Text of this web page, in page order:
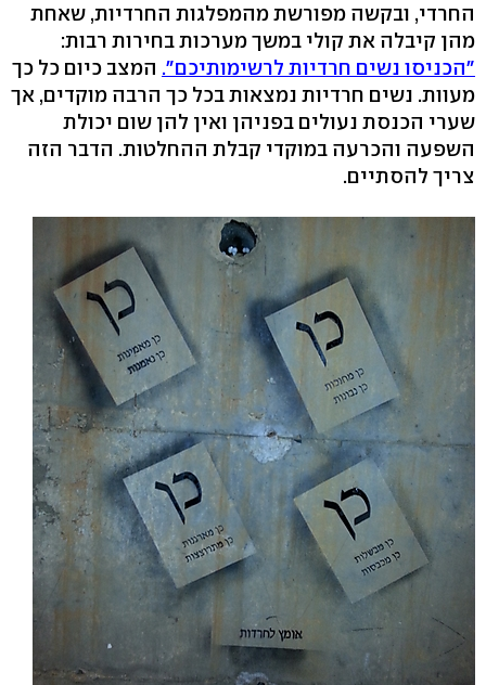
החרדי, ובקשה מפורשת מהמפלגות החרדיות, שאחת
מהן קיבלה את קולי במשך מערכות בחירות רבות:
"הכניסו נשים חרדיות לרשימותיכם". המצב כיום כל כך
מעוות. נשים חרדיות נמצאות בכל כך הרבה מוקדים, אך
שערי הכנסת נעולים בפניהן ואין להן שום יכולת
השפעה והכרעה במוקדי קבלת ההחלטות. הדבר הזה
צריך להסתיים.